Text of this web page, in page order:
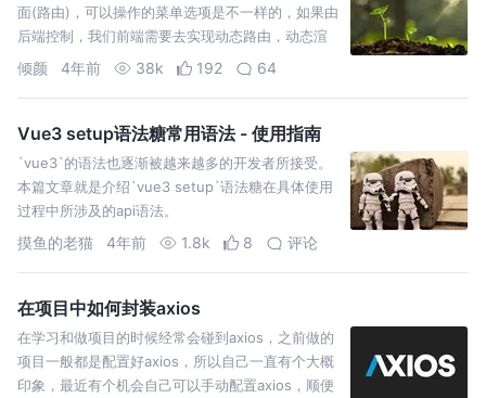
面(路由)，可以操作的菜单选项是不一样的，如果由
后端控制，我们前端需要去实现动态路由，动态渲
染侧边菜单栏。
倾颜 4年前 38k 192 64
Vue3 setup语法糖常用语法 - 使用指南
`vue3`的语法也逐渐被越来越多的开发者所接受。
本篇文章就是介绍`vue3 setup`语法糖在具体使用
过程中所涉及的api语法。
摸鱼的老猫 4年前 1.8k 8 评论
在项目中如何封装axios
在学习和做项目的时候经常会碰到axios，之前做的
项目一般都是配置好axios，所以自己一直有个大概
印象，最近有个机会自己可以手动配置axios，顺便